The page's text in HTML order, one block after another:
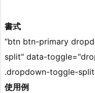
書式
“btn btn-primary
split" data-
.dropdown-toggle-split
使用例